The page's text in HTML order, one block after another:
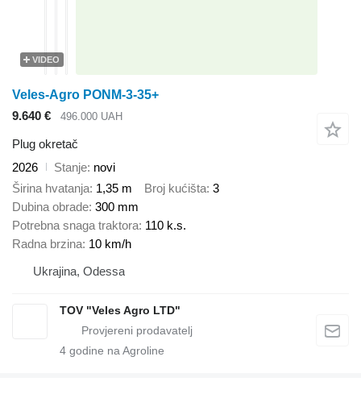
VIDEO
Veles-Agro PONM-3-35+
9.640 €
496.000 UAH
Plug okretač
2026
Stanje novi
Širina hvatanja 1,35 m Broj kućišta 3
Dubina obrade 300 mm
Potrebna snaga traktora 110 k.s.
Radna brzina 10 km/h
Ukrajina, Odessa
TOV "Veles Agro LTD"
4 godine na Agroline